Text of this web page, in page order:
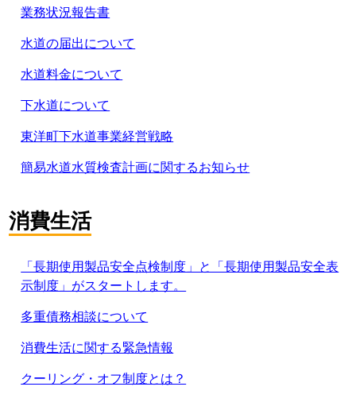
業務状況報告書
水道の届出について
水道料金について
下水道について
東洋町下水道事業経営戦略
簡易水道水質検査計画に関するお知らせ
消費生活
「長期使用製品安全点検制度」と「長期使用製品安全表
示制度」がスタートします。
多重債務相談について
消費生活に関する緊急情報
クーリング・オフ制度とは？